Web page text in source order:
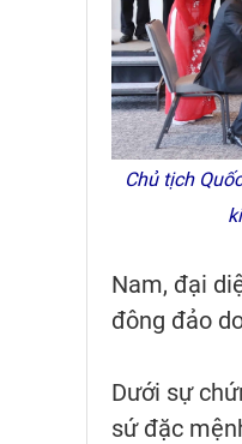
Chủ tịch
Nam, đại
đông đảo
Dưới sự
sứ đặc